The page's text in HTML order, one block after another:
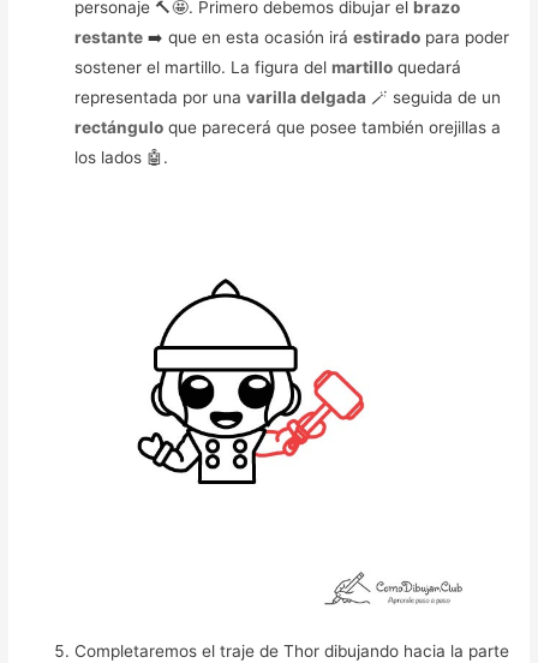
personaje 🔨🤩. Primero debemos dibujar el brazo
restante ➡️ que en esta ocasión iráestirado para poder
sostener el martillo. La figura delmartillo quedará
representada por unavarilla delgada 🪄 seguida de un
rectángulo que parecerá que posee también orejillas a
los lados 🤖.
Completaremos el traje de Thor dibujando hacia la parte